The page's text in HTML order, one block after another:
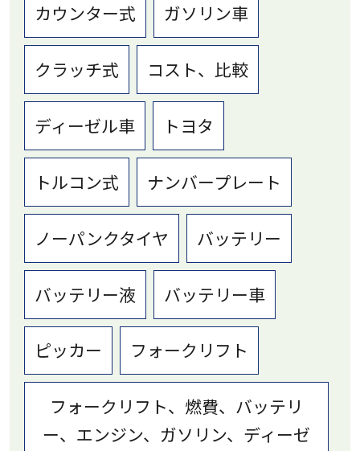
カウンター式 ガソリン車
クラッチ式 コスト、比較
ディーゼル車 トヨタ
トルコン式 ナンバープレート
ノーパンクタイヤ バッテリー
バッテリー液 バッテリー車
ピッカー フォークリフト
フォークリフト、燃費、バッテリ
ー、エンジン、ガソリン、ディーゼ